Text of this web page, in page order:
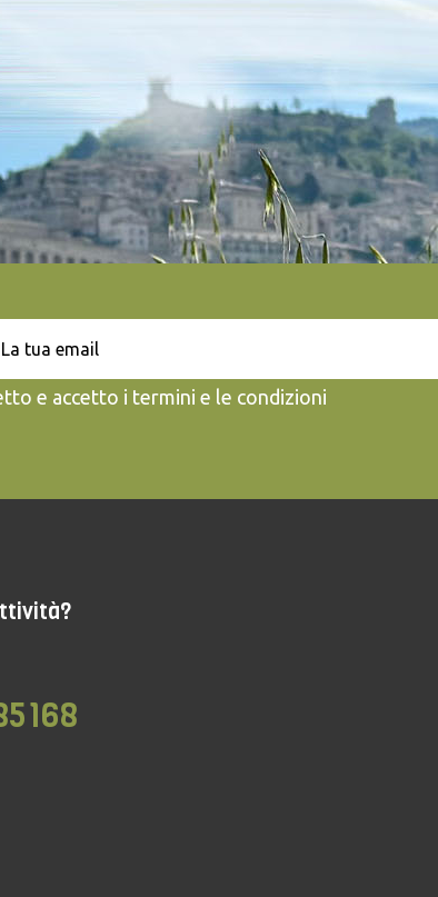
e accetto i termini e le condizioni